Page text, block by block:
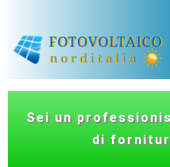
Sei un
di